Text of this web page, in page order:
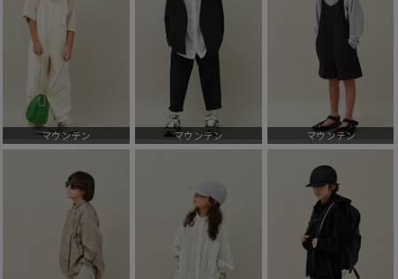
マウンテン マウンテン マウンテン